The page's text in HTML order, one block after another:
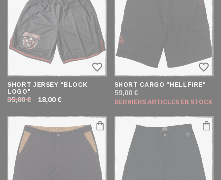
TRIER
favorite_border
SHORT JERSEY "BLOCK
LOGO"
35,00 € 18,00 €
favorite_border
SHORT CARGO "HELLFIRE"
59,00 €
DERNIERS ARTICLES EN STOCK